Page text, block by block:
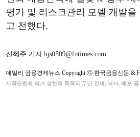
평가 및 리스크관리 모델 개발을
고 전했다.
신혜주 기자 hjs0509@fntimes.com
데일리 금융경제뉴스 Copyright ⓒ 한국금융신문 &
저작권법에 의거 상업적 목적의 무단 전재, 복사, 배포 금